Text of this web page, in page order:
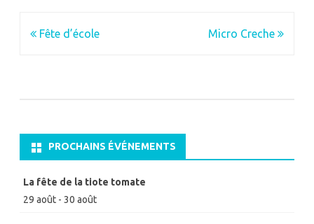
Navigation
Fête d’école Micro Creche
PROCHAINS ÉVÉNEMENTS
La fête de la tiote tomate
29 août - 30 août